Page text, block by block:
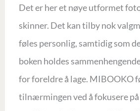
Det er her et nøye utformet
skinner. Det kan tilby nok
føles personlig, samtidig som
boken holdes
for foreldre å lage. MIBOOKO
tilnærmingen ved å fokusere